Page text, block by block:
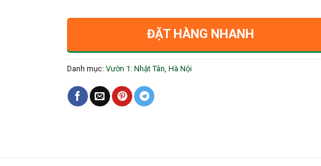
ĐẶT HÀNG NHANH
Danh mục: Vườn 1: Nhật Tân, Hà Nội